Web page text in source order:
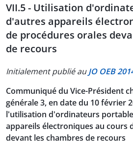
VII.5 - Utilisation
d'autres appareils
de procédures orales
de recours
Initialement publié auJO OEB
Communiqué du Vice-Président
générale 3, en date du 10 février
l'utilisation d'ordinateurs
appareils électroniques au cours
devant les chambres de recours